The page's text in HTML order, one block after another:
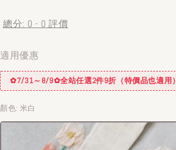
總分: 0 - 0 評價
適用優惠
✿7/31～8/9✿全站任選2件9折（特價品也適用）
顏色: 米白